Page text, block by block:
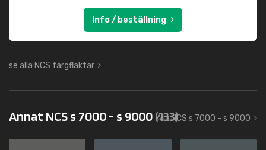
Info / beställning
se alla NCS färgfläktar
Annat NCS s 7000 - s 9000(133)
Allt NCS s 7000 - s 9000